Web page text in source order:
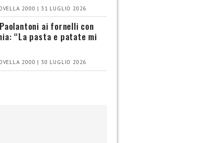
2000 | 31 LUGLIO 2026
ai fornelli con
“La pasta e patate mi
2000 | 30 LUGLIO 2026